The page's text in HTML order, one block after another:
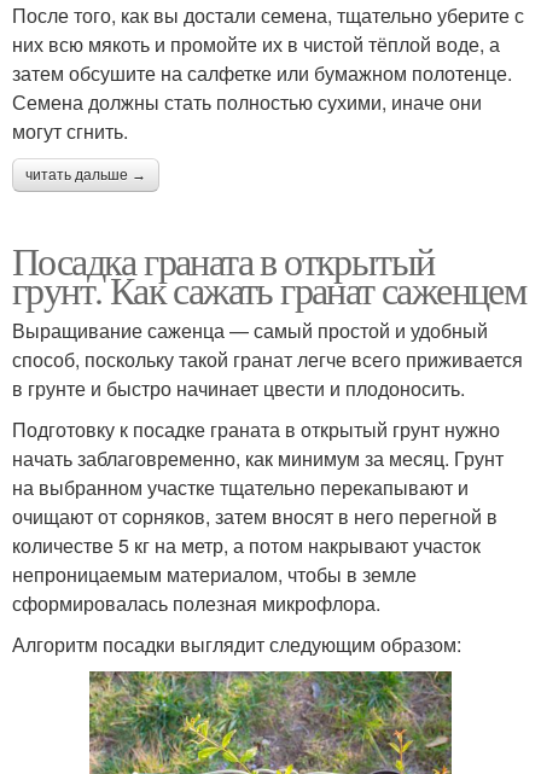
После того, как вы достали семена, тщательно уберите с
них всю мякоть и промойте их в чистой тёплой воде, а
затем обсушите на салфетке или бумажном полотенце.
Семена должны стать полностью сухими, иначе они
могут сгнить.
читать дальше →
Посадка граната в открытый
грунт. Как сажать гранат саженцем
Выращивание саженца — самый простой и удобный
способ, поскольку такой гранат легче всего приживается
в грунте и быстро начинает цвести и плодоносить.
Подготовку к посадке граната в открытый грунт нужно
начать заблаговременно, как минимум за месяц. Грунт
на выбранном участке тщательно перекапывают и
очищают от сорняков, затем вносят в него перегной в
количестве 5 кг на метр, а потом накрывают участок
непроницаемым материалом, чтобы в земле
сформировалась полезная микрофлора.
Алгоритм посадки выглядит следующим образом: